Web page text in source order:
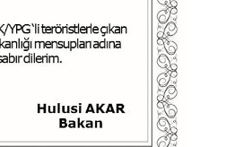
Video